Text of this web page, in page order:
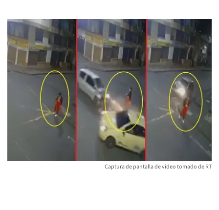
Captura de pantalla de video tomado de RT